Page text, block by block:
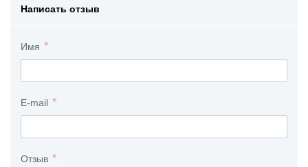
Написать отзыв
Имя
E-mail
Отзыв